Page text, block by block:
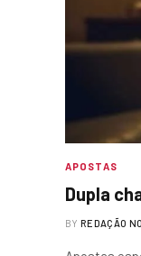
APOSTAS
Dupla
BY REDAÇÃO